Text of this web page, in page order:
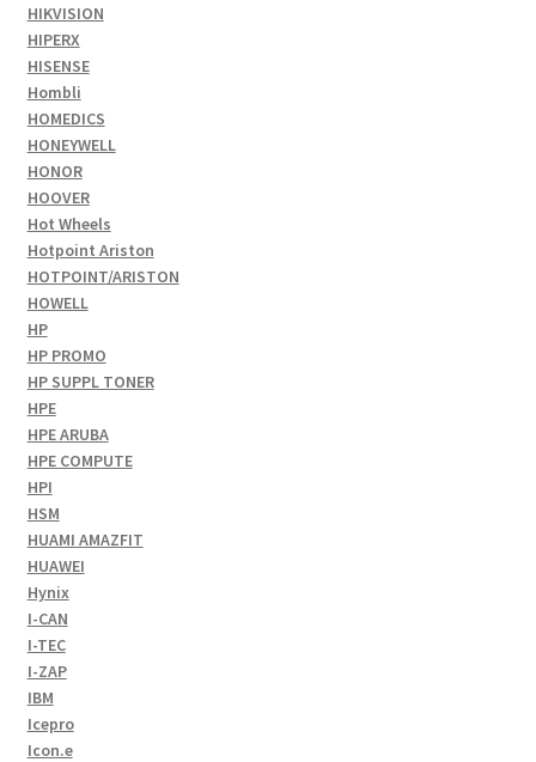
HIKVISION
HIPERX
HISENSE
Hombli
HOMEDICS
HONEYWELL
HONOR
HOOVER
Hot Wheels
Hotpoint Ariston
HOTPOINT/ARISTON
HOWELL
HP
HP PROMO
HP SUPPL TONER
HPE
HPE ARUBA
HPE COMPUTE
HPI
HSM
HUAMI AMAZFIT
HUAWEI
Hynix
I-CAN
I-TEC
I-ZAP
IBM
Icepro
Icon.e